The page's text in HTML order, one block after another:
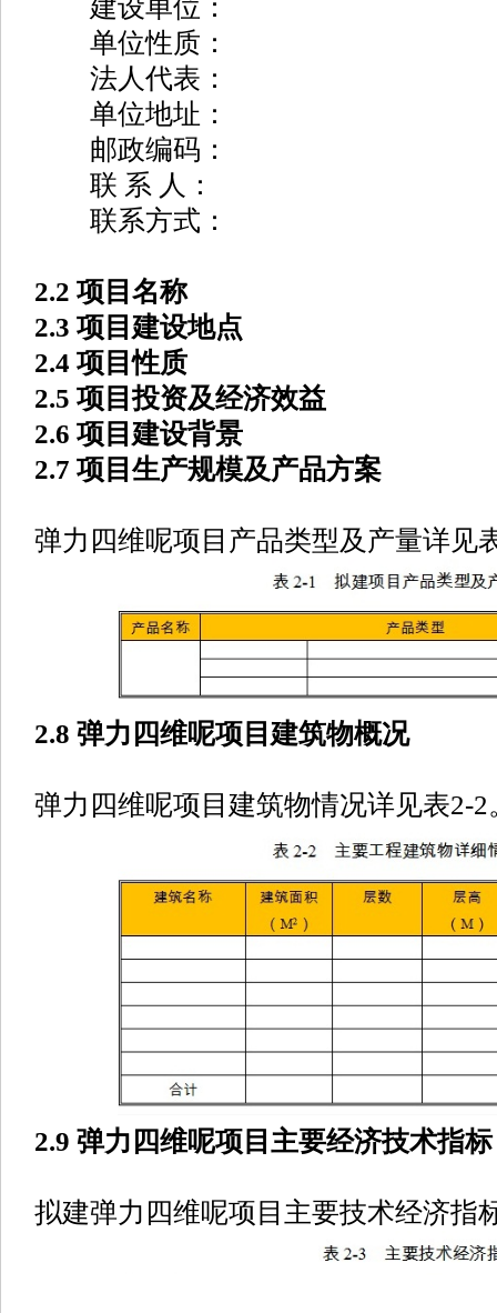
建设单位：
单位性质：
法人代表：
单位地址：
邮政编码：
联 系 人：
联系方式：
2.2 项目名称
2.3 项目建设地点
2.4 项目性质
2.5 项目投资及经济效益
2.6 项目建设背景
2.7 项目生产规模及产品方案
弹力四维呢项目产品类型及产量详见
2.8 弹力四维呢项目建筑物概况
弹力四维呢项目建筑物情况详见表2-2
2.9 弹力四维呢项目主要经济技术指标
拟建弹力四维呢项目主要技术经济指